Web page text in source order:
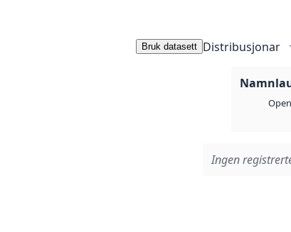
Bruk datasett Distribusjonar
Ingen